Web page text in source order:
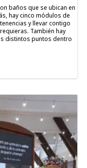
baños que se ubican en
hay cinco módulos de
y llevar contigo
También hay
distintos puntos dentro